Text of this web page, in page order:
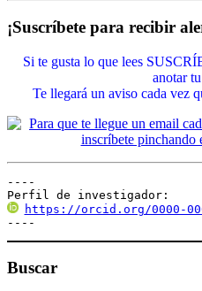
¡Suscríbete para recibir
Si te gusta lo que lees
anotar
Te llegará un aviso cada vez
----
Perfil de investigador:
https://orcid.org/0000-
----
Buscar